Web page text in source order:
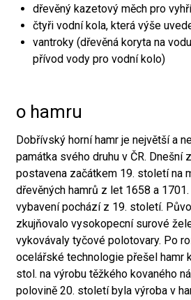
dřevěný kazetový měch pro
čtyři vodní kola, která výše
vantroky (dřevěná koryta na
přívod vody pro vodní kolo)
o hamru
Dobřívský horní hamr je největší a
památka svého druhu v ČR. Dnešní
postavena začátkem 19. století na
dřevěných hamrů z let 1658 a
vybavení pochází z 19. století.
zkujňovalo vysokopecní surové
vykovávaly tyčové polotovary. Po
ocelářské technologie přešel hamr
stol. na výrobu těžkého kovaného
polovině 20. století byla výroba v